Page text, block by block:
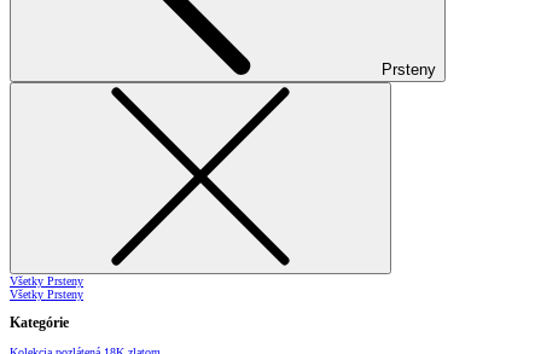
Prsteny
Všetky Prsteny
Všetky Prsteny
Kategórie